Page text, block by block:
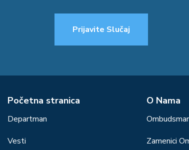
Prijavite Slučaj
Početna stranica
Departman
Vesti
О Nama
Zamenici